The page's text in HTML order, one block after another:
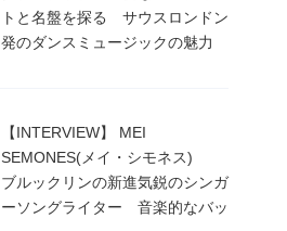
トと名盤を探る サウスロンドン
発のダンスミュージックの魅力
【INTERVIEW】 MEI
SEMONES(メイ・シモネス)
ブルックリンの新進気鋭のシンガ
ーソングライター 音楽的なバッ